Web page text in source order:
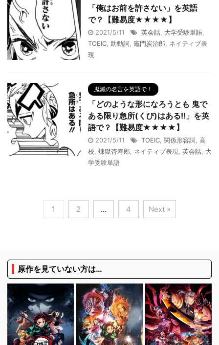
「俺はお前を許さない」を英語
で？【難易度★★★★】
2021/5/11 英会話 大学受験単語
TOEIC 助動詞 竈門炭治郎
ネイティブ表
現
鬼滅の名言を英語で！
「どのような形になろうとも 鬼で
ある限り急所(くび)はある‼︎」を英
語で？【難易度★★★★】
2021/5/11 TOEIC 関係形容詞 高
校 煉獄杏寿郎 ネイティブ表現 英会話 大
学受験単語
1 2 … 4 Next »
原作を見ていない方は…